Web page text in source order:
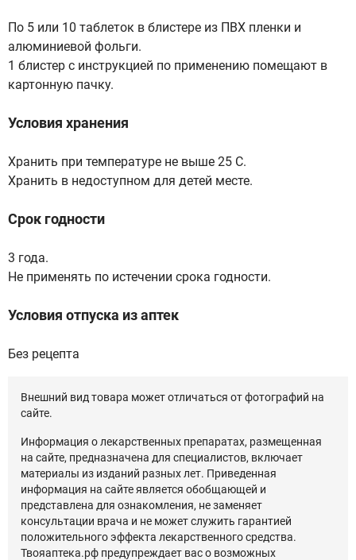
По 5 или 10 таблеток в блистере из ПВХ пленки и
алюминиевой фольги.
1 блистер с инструкцией по применению помещают в
картонную пачку.
Условия хранения
Хранить при температуре не выше 25 С.
Хранить в недоступном для детей месте.
Срок годности
3 года.
Не применять по истечении срока годности.
Условия отпуска из аптек
Без рецепта
Внешний вид товара может отличаться от фотографий на
сайте.
Информация о лекарственных препаратах, размещенная
на сайте, предназначена для специалистов, включает
материалы из изданий разных лет. Приведенная
информация на сайте является обобщающей и
представлена для ознакомления, не заменяет
консультации врача и не может служить гарантией
положительного эффекта лекарственного средства.
Твояаптека.рф предупреждает вас о возможных